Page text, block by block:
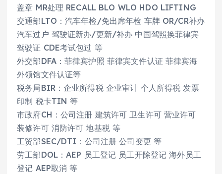
盖章 MR处理 RECALL BLO WLO HDO LIFTING
交通部LTO：汽车年检/免出席年检 车牌 OR/CR补办
汽车过户 驾驶证新办/更新/补办 中国驾照换菲律宾
驾驶证 CDE考试包过 等
外交部DFA：菲律宾护照 菲律宾文件认证 菲律宾海
外领馆文件认证等
税务局BIR：企业所得税 企业审计 个人所得税 发票
印制 税卡TIN 等
市政府CH：公司注册 建筑许可 卫生许可 营业许可
装修许可 消防许可 地基税 等
工贸部SEC/DTI：公司注册 公司变更 等
劳工部DOL：AEP 员工登记 员工开除登记 海外员工
登记 AEP取消 等